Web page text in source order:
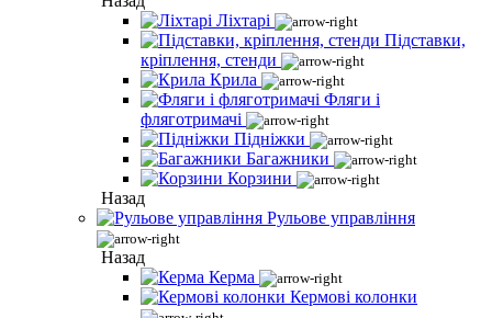
Ліхтарі
Підставки,
кріплення, стенди
Крила
Фляги і
фляготримачі
Підніжки
Багажники
Корзини
Назад
Рульове управління
Назад
Керма
Кермові колонки